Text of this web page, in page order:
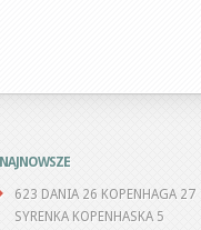
NAJNOWSZE
623 DANIA 26 KOPENHAGA 27
SYRENKA KOPENHASKA 5